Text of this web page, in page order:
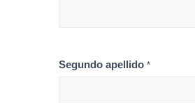
Segundo apellido *